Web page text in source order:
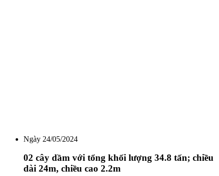
Ngày 24/05/2024
02 cây dầm với tổng khối lượng 34.8 tấn; chiều
dài 24m, chiều cao 2.2m